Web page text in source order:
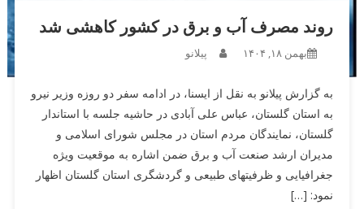
روند مصرف آب و برق در کشور کاهشی شد
بهمن ۱۸, ۱۴۰۴ پیلانو
به گزارش پیلانو به نقل از ایسنا، در ادامه سفر دو روزه وزیر نیرو
به استان گلستان، عباس علی آبادی در حاشیه جلسه با استاندار
گلستان، نمایندگان مردم استان در مجلس شورای اسلامی و
مدیران ارشد صنعت آب و برق ضمن اشاره به موقعیت ویژه
جغرافیایی و ظرفیتهای طبیعی و گردشگری استان گلستان اظهار
نمود: […]